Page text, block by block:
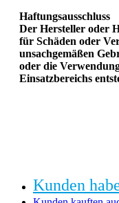
Haftungsausschluss
Der Hersteller oder
für Schäden oder
unsachgemäßen
oder die
Einsatzbereichs
Kunden